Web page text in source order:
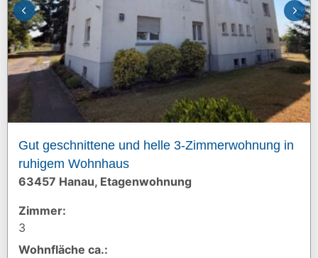
Gut geschnittene und helle 3-Zimmerwohnung in
ruhigem Wohnhaus
63457 Hanau, Etagenwohnung
Zimmer:
3
Wohnfläche ca.: